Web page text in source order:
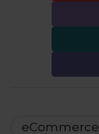
eCommerce